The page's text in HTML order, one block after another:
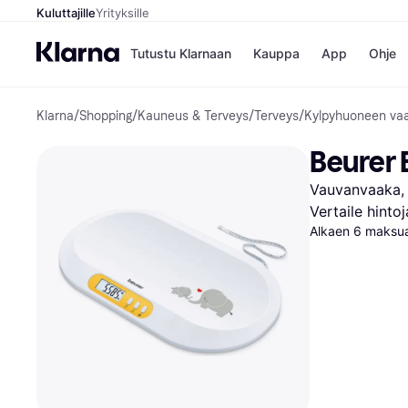
KuluttajilleYrityksille
Tutustu Klarnaan Kauppa
Kaupat
Gigantti
H&M
Peten
Wolt
App Ohje
Klarna/Shopping/Kauneus & Terveys/Terveys/Kylpyhuoneen
Beurer
Vertaile
Alkaen 6